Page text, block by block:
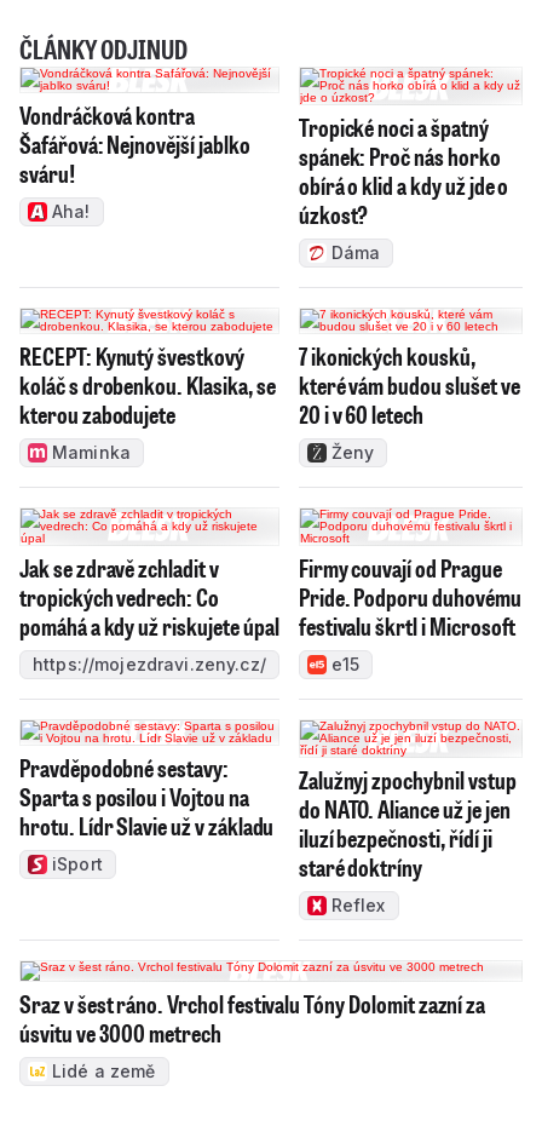
ČLÁNKY ODJINUD
Vondráčková kontra
Šafářová: Nejnovější jablko
sváru!
Aha!
Tropické noci a špatný
spánek: Proč nás horko
obírá o klid a kdy už jde o
úzkost?
Dáma
RECEPT: Kynutý švestkový
koláč s drobenkou. Klasika, se
kterou zabodujete
Maminka
7 ikonických kousků,
které vám budou slušet ve
20 i v 60 letech
Ženy
Jak se zdravě zchladit v
tropických vedrech: Co
pomáhá a kdy už riskujete úpal
https://mojezdravi.zeny.cz/
Firmy couvají od Prague
Pride. Podporu duhovému
festivalu škrtl i Microsoft
e15
Pravděpodobné sestavy:
Sparta s posilou i Vojtou na
hrotu. Lídr Slavie už v základu
iSport
Zalužnyj zpochybnil vstup
do NATO. Aliance už je jen
iluzí bezpečnosti, řídí ji
staré doktríny
Reflex
Sraz v šest ráno. Vrchol festivalu Tóny Dolomit zazní za
úsvitu ve 3000 metrech
Lidé a země